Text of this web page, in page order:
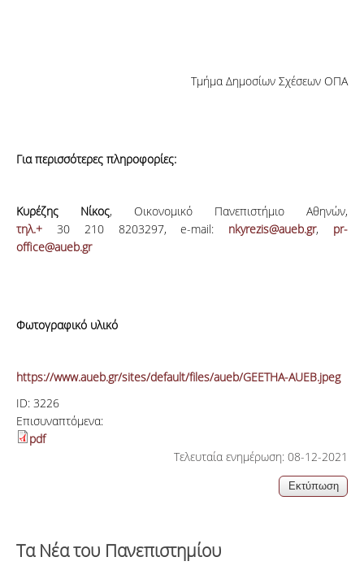
Τμήμα Δημοσίων Σχέσεων ΟΠΑ
Για περισσότερες πληροφορίες:
Κυρέζης Νίκος, Οικονομικό Πανεπιστήμιο Αθηνών,
τηλ.+ 30 210 8203297, e-mail: nkyrezis@aueb.gr, pr-
office@aueb.gr
Φωτογραφικό υλικό
https://www.aueb.gr/sites/default/files/aueb/GEETHA-AUEB.jpeg
ID: 3226
Επισυναπτόμενα:
pdf
Τελευταία ενημέρωση: 08-12-2021
Τα Νέα του Πανεπιστημίου